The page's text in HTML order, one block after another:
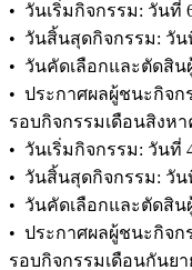
• วันเริ่มกิจกรรม: วันที่
• วันสิ้นสุดกิจกรรม: วัน
• วันคัดเลือกและตัดสิน
• ประกาศผลผู้ชนะกิจก
รอบกิจกรรมเดือนสิงหา
• วันเริ่มกิจกรรม: วันที่
• วันสิ้นสุดกิจกรรม: วัน
• วันคัดเลือกและตัดสิน
• ประกาศผลผู้ชนะกิจก
รอบกิจกรรมเดือนกันยา